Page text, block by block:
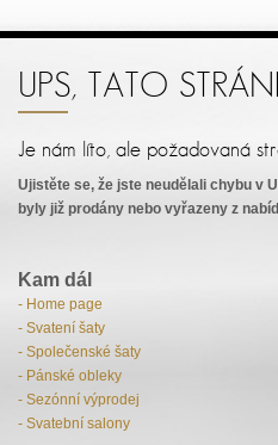
UPS, TATO
Je nám líto, ale požadovaná
Ujistěte se, že jste neudělali chybu v
byly již prodány nebo vyřazeny z
Kam dál
- Home page
- Svatení šaty
- Společenské šaty
- Pánské obleky
- Sezónní výprodej
- Svatební salony